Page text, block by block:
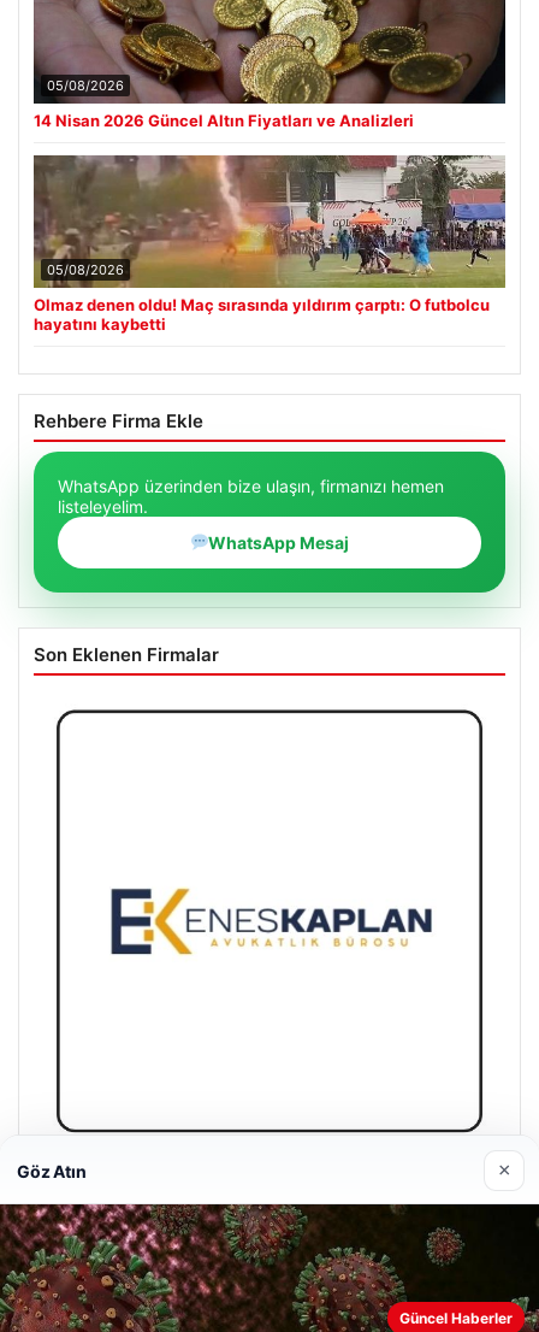
05/08/2026
14 Nisan 2026 Güncel Altın Fiyatları ve Analizleri
05/08/2026
Olmaz denen oldu! Maç sırasında yıldırım çarptı: O futbolcu
hayatını kaybetti
Rehbere Firma Ekle
WhatsApp üzerinden bize ulaşın, firmanızı hemen
listeleyelim.
WhatsApp Mesaj
Son Eklenen Firmalar
Enes Kaplan Avukatlık Bürosu
28/04/2026
Göz Atın ×
Güncel Haberler